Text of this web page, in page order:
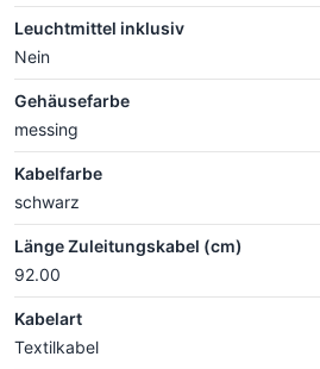
Leuchtmittel inklusiv
Nein
Gehäusefarbe
messing
Kabelfarbe
schwarz
Länge Zuleitungskabel (cm)
92.00
Kabelart
Textilkabel